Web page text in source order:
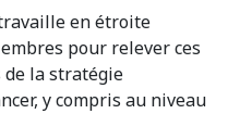
en étroite
pour relever ces
la stratégie
y compris au niveau